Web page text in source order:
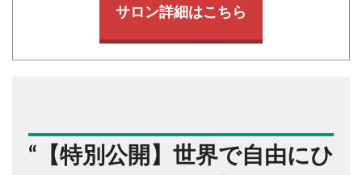
サロン詳細はこちら
“ 【特別公開】世界で自由にひ